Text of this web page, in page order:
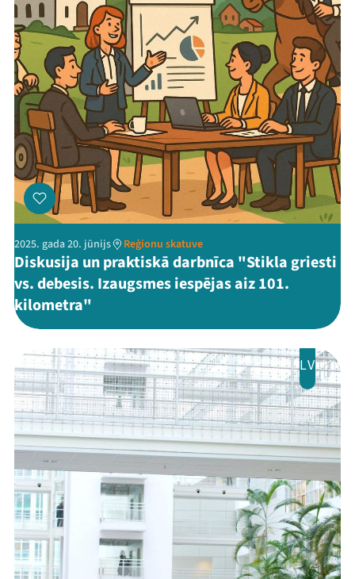
2025. gada 20. jūnijs Reģionu skatuve
Diskusija un praktiskā darbnīca "Stikla griesti
vs. debesis. Izaugsmes iespējas aiz 101.
kilometra"
LV